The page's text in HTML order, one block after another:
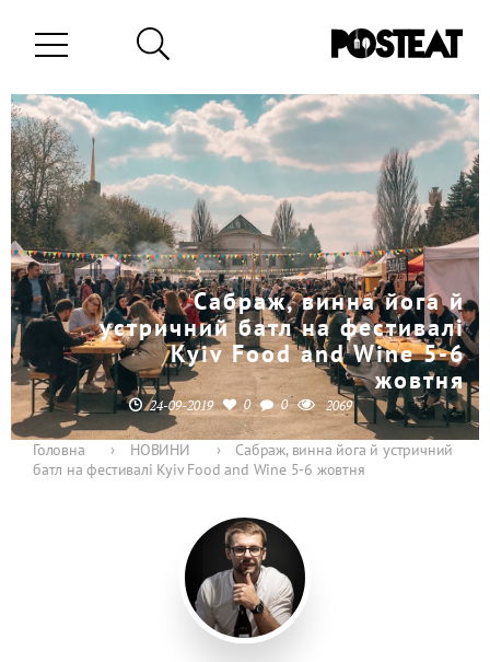
Сабраж, винна йога й
устричний батл на фестивалі
Kyiv Food and Wine 5-6
жовтня
24-09-2019 0 0 2069
Головна › НОВИНИ ›
Сабраж, винна йога й устричний
батл на фестивалі Kyiv Food and Wine 5-6 жовтня